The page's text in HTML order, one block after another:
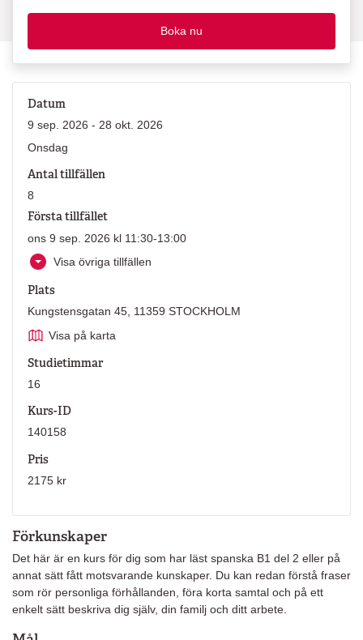
Boka nu
Förkunskaper
Det här är en kurs för dig som har läst spanska B1 del 2 eller på
annat sätt fått motsvarande kunskaper. Du kan redan förstå fraser
som rör personliga förhållanden, föra korta samtal och på ett
enkelt sätt beskriva dig själv, din familj och ditt arbete.
Datum
9 sep. 2026 - 28 okt. 2026
Onsdag
Antal tillfällen
8
Första tillfället
ons 9 sep. 2026 kl 11:30-13:00
Visa övriga tillfällen
Plats
Kungstensgatan 45, 11359 STOCKHOLM
Visa på karta
Studietimmar
16
Kurs-ID
140158
Pris
2175 kr